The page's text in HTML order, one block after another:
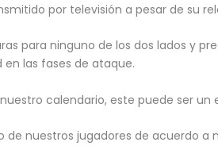
por televisión a pesar de su
para ninguno de los dos lados y
las fases de ataque.
calendario, este puede ser un
nuestros jugadores de acuerdo a